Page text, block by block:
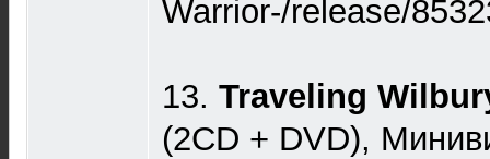
Warrior-/release/
13. Traveling
(2CD + DVD),